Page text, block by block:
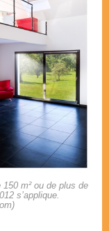
m² ou de plus de
s’applique.